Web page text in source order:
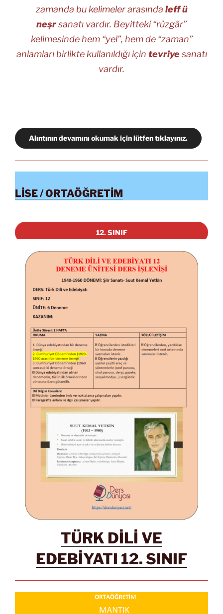
zamanda bu kelimeler arasında leff ü
neşrsanatı vardır. Beyitteki “rüzgâr”
kelimesinde hem “yel”, hem de “zaman”
anlamları birlikte kullanıldığı için tevriyesanatı
vardır.
Alıntının devamını okumak için lütfen tıklayınız.
LİSE / ORTAÖĞRETİM
12. SINIF
TÜRK DİLİ VE
EDEBİYATI 12. SINIF